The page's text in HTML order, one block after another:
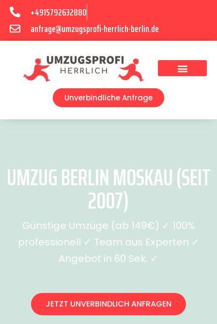
+4915792632880
anfrage@umzugsprofi-herrlich-berlin.de
Unverbindliche Anfrage
UMZUG BERLIN MOSKAU (SEIT
2007)
Günstige Umzüge (ab 149€) ✓ 100%
professionell ✓ Team aus Experten ✓
Angebot in 60 Sek. ✓
JETZT UNVERBINDLICH ANFRAGEN